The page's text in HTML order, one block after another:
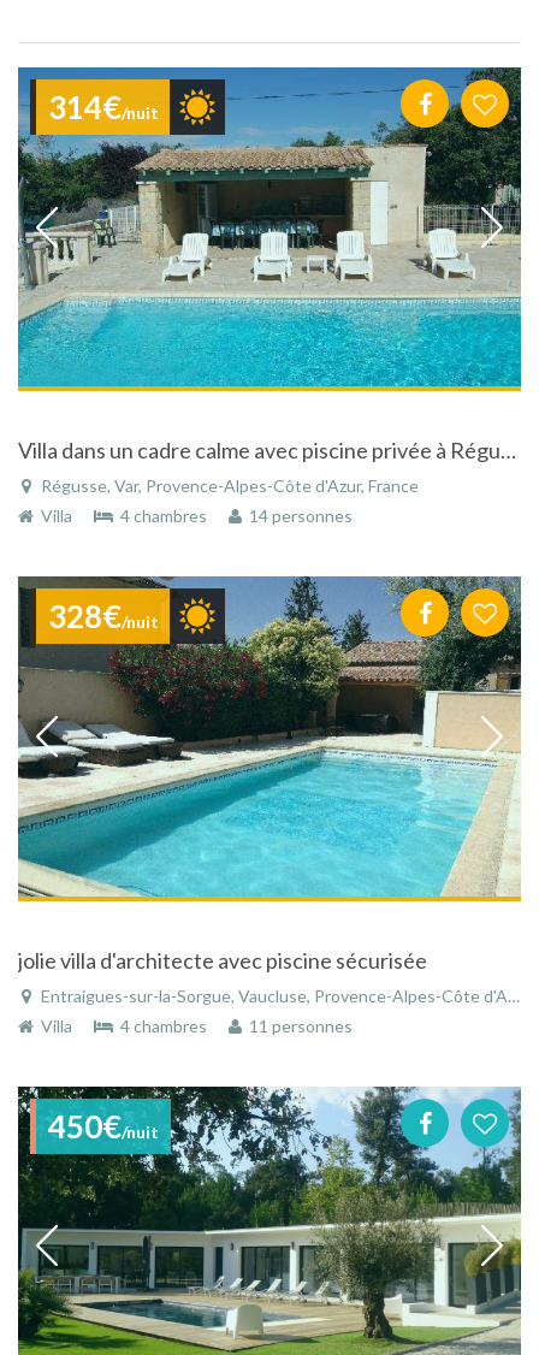
314€/nuit
Villa dans un cadre calme avec piscine privée à Régusse dans le Var dans les Gorges du Verdon.
Régusse, Var, Provence-Alpes-Côte d'Azur, France
Villa
4 chambres 14 personnes
328€/nuit
jolie villa d'architecte avec piscine sécurisée
Entraigues-sur-la-Sorgue, Vaucluse, Provence-Alpes-Côte d'Azur, France
Villa
4 chambres 11 personnes
450€/nuit